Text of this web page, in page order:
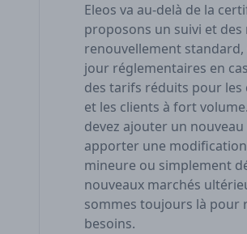
Eleos va au-delà de la
proposons un suivi et
renouvellement standard,
jour réglementaires en
des tarifs réduits pour les
et les clients à fort
devez ajouter un
apporter une
mineure ou simplement
nouveaux marchés
sommes toujours là pour
besoins.